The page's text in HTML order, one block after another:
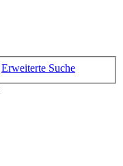
Erweiterte Suche